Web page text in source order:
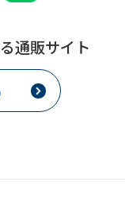
通販サイト